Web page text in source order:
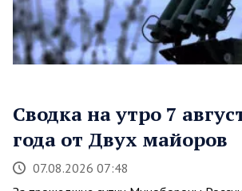
Сводка на утро 7
года от Двух майоров
07.08.2026 07:48